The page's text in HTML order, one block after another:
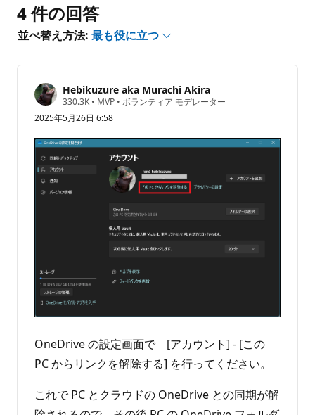
は
あ
ま
ん
4 件の回答
並べ替え方法: 最も役に立つ
Hebikuzure aka Murachi Akira
330.3K 評
価
の
• MVP • ボランティア モデレーター
2025年5月26日 6:58
OneDrive の設定画面で [アカウント] - [この
PC からリンクを解除する] を行ってください。
これで PC とクラウドの OneDrive との同期が解